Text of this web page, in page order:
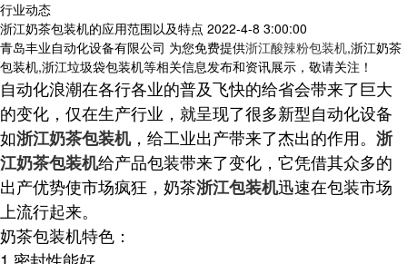
行业动态
浙江奶茶包装机的应用范围以及特点 2022-4-8 3:00:00
青岛丰业自动化设备有限公司 为您免费提供浙江酸辣粉包装机,浙江奶茶
包装机,浙江垃圾袋包装机等相关信息发布和资讯展示，敬请关注！
自动化浪潮在各行各业的普及飞快的给省会带来了巨大
的变化，仅在生产行业，就呈现了很多新型自动化设备
如浙江奶茶包装机，给工业出产带来了杰出的作用。 浙
江奶茶包装机给产品包装带来了变化，它凭借其众多的
出产优势使市场疯狂，奶茶浙江包装机迅速在包装市场
上流行起来。
奶茶包装机特色：